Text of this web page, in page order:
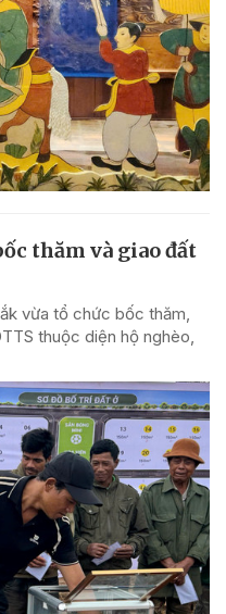
thăm và giao đất
vừa tổ chức bốc thăm,
thuộc diện hộ nghèo,